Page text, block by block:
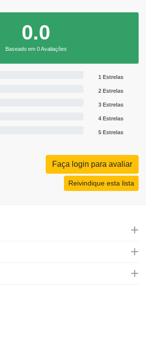
0.0
Baseado em 0 Avaliações
1 Estrelas
2 Estrelas
3 Estrelas
4 Estrelas
5 Estrelas
Faça login para avaliar
Reivindique esta lista